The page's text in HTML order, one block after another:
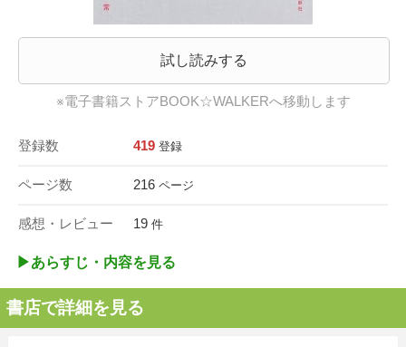
試し読みする
※電子書籍ストアBOOK☆WALKERへ移動します
登録数 419 登録
ページ数 216 ページ
感想・レビュー 19 件
▶︎あらすじ・内容を見る
書店で詳細を見る